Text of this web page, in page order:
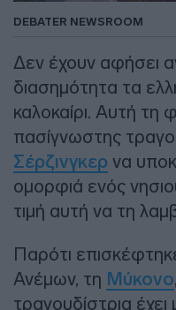
DEBATER NEWSROOM
Δεν έχουν αφήσει
διασημότητα τα
καλοκαίρι. Αυτή τη
πασίγνωστης
Σέρζινγκερ να
ομορφιά ενός
τιμή αυτή να τη
Παρότι
Ανέμων, τη Μύκονο
τραγουδίστρια